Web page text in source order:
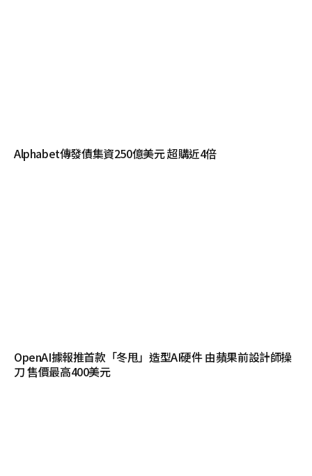
Alphabet傳發債集資250億美元 超購近4倍
OpenAI據報推首款「冬甩」造型AI硬件 由蘋果前設計師操
刀 售價最高400美元